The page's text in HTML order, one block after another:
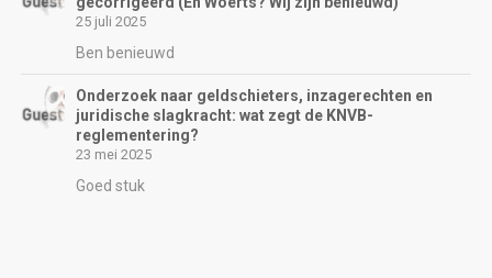
25 juli 2025
Ben benieuwd
Onderzoek naar geldschieters, inzagerechten en
juridische slagkracht: wat zegt de KNVB-
reglementering?
23 mei 2025
Goed stuk